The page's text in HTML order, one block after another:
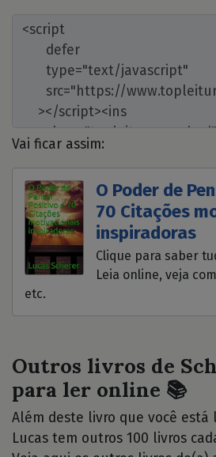
Vai ficar assim:
O Poder de
70 Citações
inspiradoras
Clique para saber
Leia online, veja
etc.
Outros livros de
para ler online 📚
Além deste livro que você está
Lucas tem outros 100 livros